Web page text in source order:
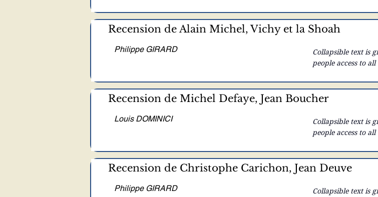
here...
Recension de Alain Michel, Vichy et la Shoah
Philippe GIRARD
Collapsible text is
people access to
here...
Recension de Michel Defaye, Jean Boucher
Louis DOMINICI
Collapsible text is
people access to
here...
Recension de Christophe Carichon, Jean Deuve
Philippe GIRARD
Collapsible text is